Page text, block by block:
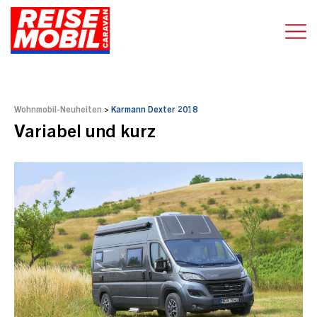
Wohnmobil-Neuheiten > Karmann Dexter 2018
Variabel und kurz